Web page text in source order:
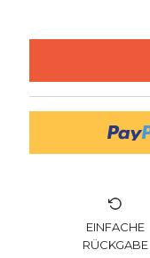
EINFACHE
RÜCKGABE